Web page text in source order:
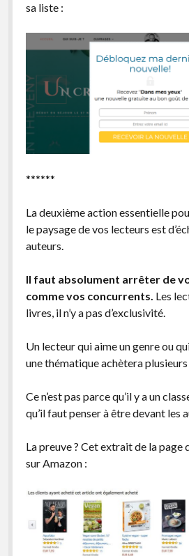
sa liste :
******
La deuxième action essentielle
le paysage de vos lecteurs est
auteurs.
Il faut absolument arrêter de
comme vos concurrents. Les
livres, il n’y a pas d’exclusivité.
Un lecteur qui aime un genre ou
une thématique achètera
Ce n’est pas parce qu’il y a un
qu’il faut penser à être devant les
La preuve ? Cet extrait de la page
sur Amazon :